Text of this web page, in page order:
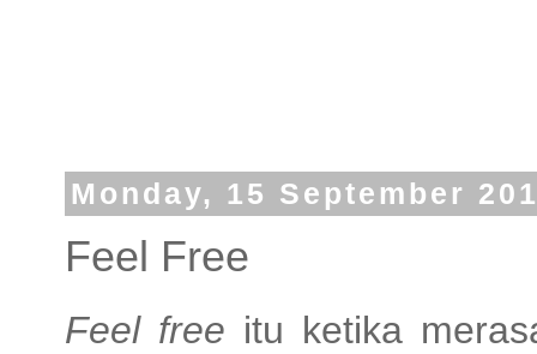
Monday, 15 September
Feel Free
Feel free itu ketika